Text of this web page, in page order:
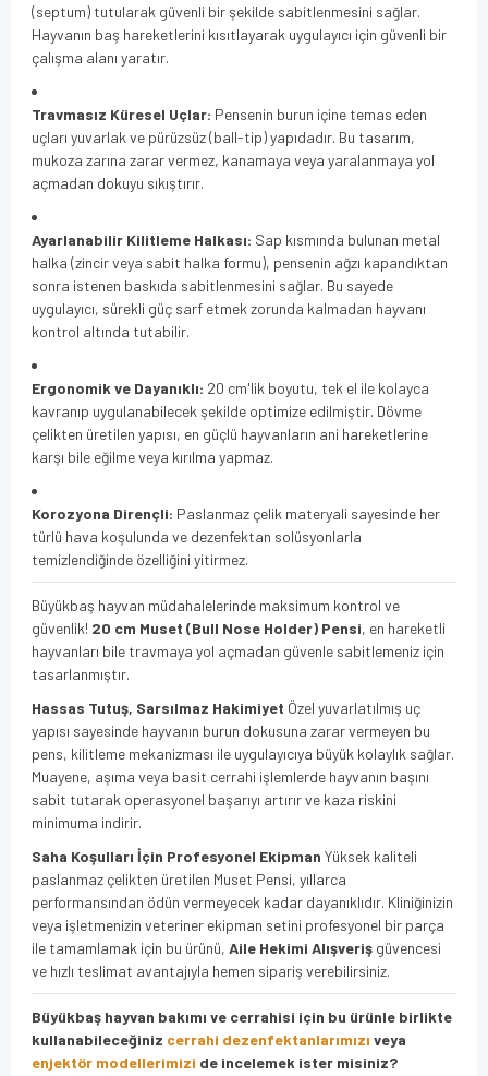
(septum) tutularak güvenli bir şekilde sabitlenmesini sağlar.
Hayvanın baş hareketlerini kısıtlayarak uygulayıcı için güvenli bir
çalışma alanı yaratır.
Travmasız Küresel Uçlar: Pensenin burun içine temas eden
uçları yuvarlak ve pürüzsüz (ball-tip) yapıdadır. Bu tasarım,
mukoza zarına zarar vermez, kanamaya veya yaralanmaya yol
açmadan dokuyu sıkıştırır.
Ayarlanabilir Kilitleme Halkası: Sap kısmında bulunan metal
halka (zincir veya sabit halka formu), pensenin ağzı kapandıktan
sonra istenen baskıda sabitlenmesini sağlar. Bu sayede
uygulayıcı, sürekli güç sarf etmek zorunda kalmadan hayvanı
kontrol altında tutabilir.
Ergonomik ve Dayanıklı: 20 cm'lik boyutu, tek el ile kolayca
kavranıp uygulanabilecek şekilde optimize edilmiştir. Dövme
çelikten üretilen yapısı, en güçlü hayvanların ani hareketlerine
karşı bile eğilme veya kırılma yapmaz.
Korozyona Dirençli: Paslanmaz çelik materyali sayesinde her
türlü hava koşulunda ve dezenfektan solüsyonlarla
temizlendiğinde özelliğini yitirmez.
Büyükbaş hayvan müdahalelerinde maksimum kontrol ve
güvenlik! 20 cm Muset (Bull Nose Holder) Pensi, en hareketli
hayvanları bile travmaya yol açmadan güvenle sabitlemeniz için
tasarlanmıştır.
Hassas Tutuş, Sarsılmaz Hakimiyet Özel yuvarlatılmış uç
yapısı sayesinde hayvanın burun dokusuna zarar vermeyen bu
pens, kilitleme mekanizması ile uygulayıcıya büyük kolaylık sağlar.
Muayene, aşıma veya basit cerrahi işlemlerde hayvanın başını
sabit tutarak operasyonel başarıyı artırır ve kaza riskini
minimuma indirir.
Saha Koşulları İçin Profesyonel Ekipman Yüksek kaliteli
paslanmaz çelikten üretilen Muset Pensi, yıllarca
performansından ödün vermeyecek kadar dayanıklıdır. Kliniğinizin
veya işletmenizin veteriner ekipman setini profesyonel bir parça
ile tamamlamak için bu ürünü, Aile Hekimi Alışveriş güvencesi
ve hızlı teslimat avantajıyla hemen sipariş verebilirsiniz.
Büyükbaş hayvan bakımı ve cerrahisi için bu ürünle birlikte
kullanabileceğiniz cerrahi dezenfektanlarımızı veya
enjektör modellerimizi de incelemek ister misiniz?